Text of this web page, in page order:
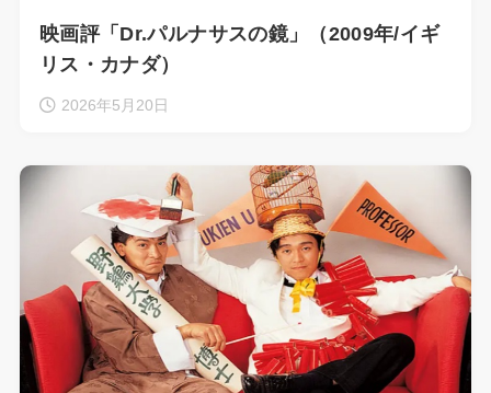
映画評「Dr.パルナサスの鏡」（2009年/イギ
リス・カナダ）
2026年5月20日